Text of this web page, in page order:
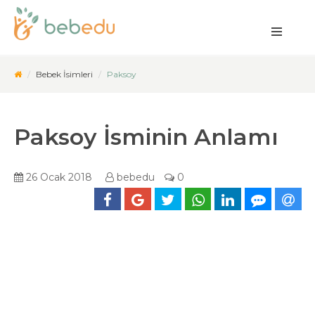
Bebek İsimleri Paksoy
Paksoy İsminin Anlamı
26 Ocak 2018 bebedu 0